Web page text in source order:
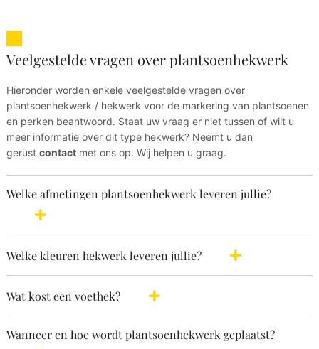
Veelgestelde vragen over plantsoenhekwerk
Hieronder worden enkele veelgestelde vragen over
plantsoenhekwerk / hekwerk voor de markering van plantsoenen
en perken beantwoord. Staat uw vraag er niet tussen of wilt u
meer informatie over dit type hekwerk? Neemt u dan
gerust contactmet ons op. Wij helpen u graag.
Welke afmetingen plantsoenhekwerk leveren jullie?
Welke kleuren hekwerk leveren jullie?
Wat kost een voethek?
Wanneer en hoe wordt plantsoenhekwerk geplaatst?